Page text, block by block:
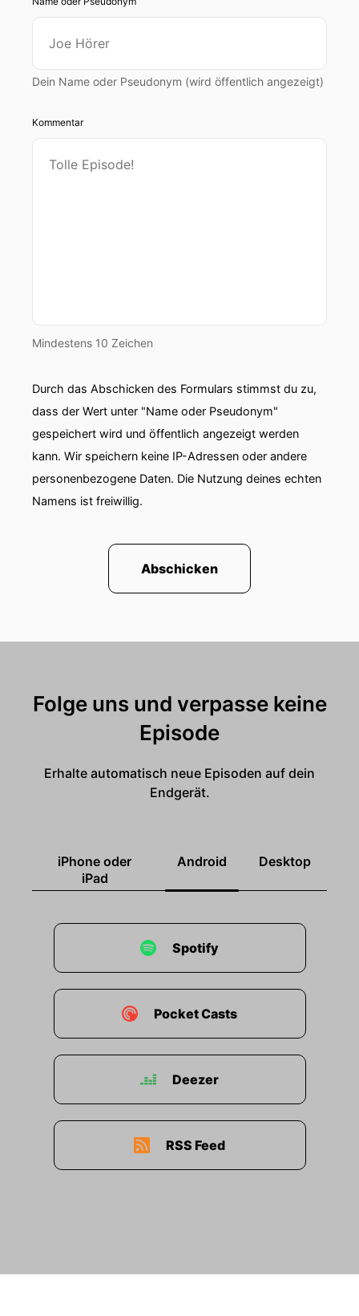
Dein Name oder Pseudonym (wird öffentlich angezeigt)
Kommentar
Mindestens 10 Zeichen
Durch das Abschicken des Formulars stimmst du zu,
dass der Wert unter "Name oder Pseudonym"
gespeichert wird und öffentlich angezeigt werden
kann. Wir speichern keine IP-Adressen oder andere
personenbezogene Daten. Die Nutzung deines echten
Namens ist freiwillig.
Abschicken
Folge uns und verpasse keine
Episode
Erhalte automatisch neue Episoden auf dein
Endgerät.
iPhone oder
iPad
Android Desktop
Spotify
Pocket Casts
Deezer
RSS Feed